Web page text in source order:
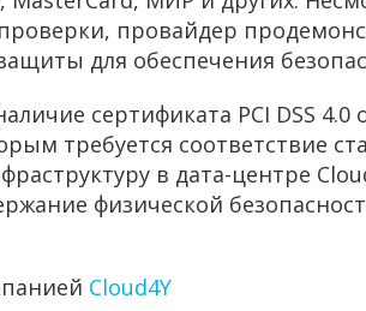
провайдер
для обеспечения
сертификата PCI DSS
требуется соответствие
в дата-центре
физической
Cloud4Y